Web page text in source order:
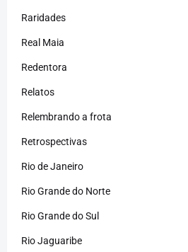
Raridades
Real Maia
Redentora
Relatos
Relembrando a frota
Retrospectivas
Rio de Janeiro
Rio Grande do Norte
Rio Grande do Sul
Rio Jaguaribe